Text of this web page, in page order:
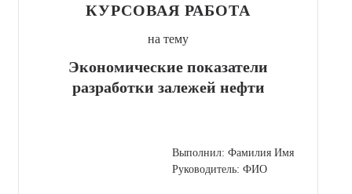
КУРСОВАЯ РАБОТА
на тему
Экономические показатели
разработки залежей нефти
Выполнил: Фамилия Имя
Руководитель: ФИО